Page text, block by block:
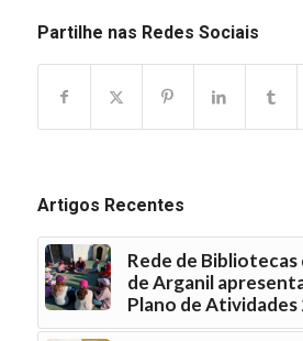
Partilhe nas Redes Sociais
Artigos Recentes
Rede de
de Arganil
Plano de